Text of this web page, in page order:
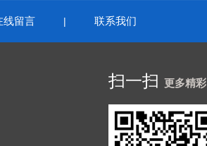
线留言 | 联系我们
扫一扫 更多精彩